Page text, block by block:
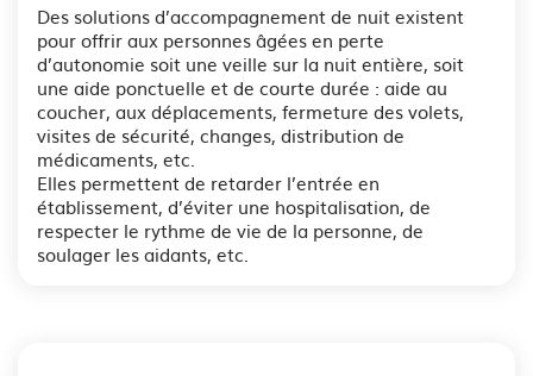
Des solutions d’accompagnement de nuit existent
pour offrir aux personnes âgées en perte
d’autonomie soit une veille sur la nuit entière, soit
une aide ponctuelle et de courte durée : aide au
coucher, aux déplacements, fermeture des volets,
visites de sécurité, changes, distribution de
médicaments, etc.
Elles permettent de retarder l’entrée en
établissement, d’éviter une hospitalisation, de
respecter le rythme de vie de la personne, de
soulager les aidants, etc.